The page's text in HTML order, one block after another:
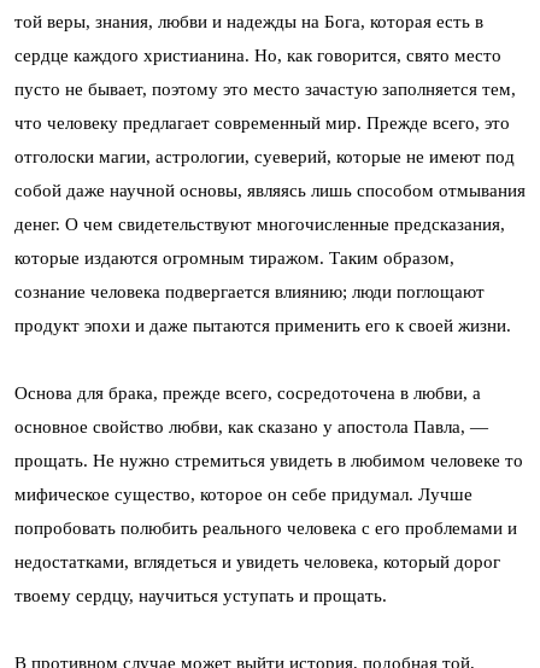
той веры, знания, любви и надежды на Бога, которая есть в
сердце каждого христианина. Но, как говорится, свято место
пусто не бывает, поэтому это место зачастую заполняется тем,
что человеку предлагает современный мир. Прежде всего, это
отголоски магии, астрологии, суеверий, которые не имеют под
собой даже научной основы, являясь лишь способом отмывания
денег. О чем свидетельствуют многочисленные предсказания,
которые издаются огромным тиражом. Таким образом,
сознание человека подвергается влиянию; люди поглощают
продукт эпохи и даже пытаются применить его к своей жизни.
Основа для брака, прежде всего, сосредоточена в любви, а
основное свойство любви, как сказано у апостола Павла, —
прощать. Не нужно стремиться увидеть в любимом человеке то
мифическое существо, которое он себе придумал. Лучше
попробовать полюбить реального человека с его проблемами и
недостатками, вглядеться и увидеть человека, который дорог
твоему сердцу, научиться уступать и прощать.
В противном случае может выйти история, подобная той,